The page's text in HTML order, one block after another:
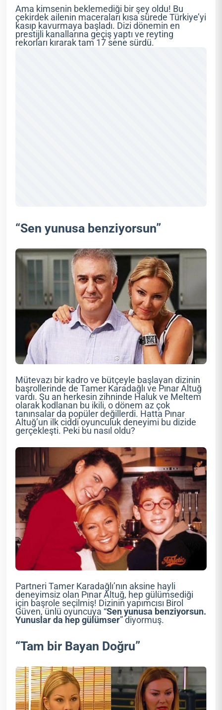
Ama kimsenin beklemediği bir şey oldu! Bu
çekirdek ailenin maceraları kısa sürede Türkiye’yi
kasıp kavurmaya başladı. Dizi dönemin en
prestijli kanallarına geçiş yaptı ve reyting
rekorları kırarak tam 17 sene sürdü.
“Sen yunusa benziyorsun”
Mütevazı bir kadro ve bütçeyle başlayan dizinin
başrollerinde de Tamer Karadağlı ve Pınar Altuğ
vardı. Şu an herkesin zihninde Haluk ve Meltem
olarak kodlanan bu ikili, o dönem az çok
tanınsalar da popüler değillerdi. Hatta Pınar
Altuğ’un ilk ciddi oyunculuk deneyimi bu dizide
gerçekleşti. Peki bu nasıl oldu?
Partneri Tamer Karadağlı’nın aksine hayli
deneyimsiz olan Pınar Altuğ, hep gülümsediği
için başrole seçilmiş! Dizinin yapımcısı Birol
Güven, ünlü oyuncuya “Sen yunusa benziyorsun.
Yunuslar da hep gülümser” diyormuş.
“Tam bir Bayan Doğru”